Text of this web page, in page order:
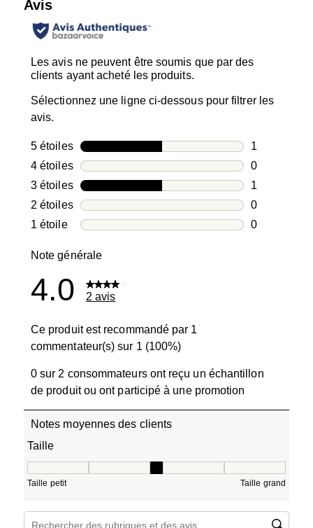
Avis
Les avis ne peuvent être soumis que par des
clients ayant acheté les produits.
Sélectionnez une ligne ci-dessous pour filtrer les
avis.
5 étoilesétoiles
1
1 avis avec
4 étoilesétoiles
0
0 avis avec
3 étoilesétoiles
1
1 avis avec
2 étoilesétoiles
0
0 avis avec
1 étoileétoiles
0
Note générale
4.0 2 avis
Ce produit est recommandé par 1
commentateur(s) sur 1 (100%)
0 sur 2 consommateurs ont reçu un échantillon
de produit ou ont participé à une promotion
Notes moyennes des clients
Taille
Taille petit Taille grand
Zone de recherche de sujet et d'avis